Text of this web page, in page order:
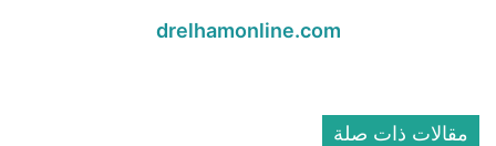
drelhamonline.com
مقالات ذات صلة